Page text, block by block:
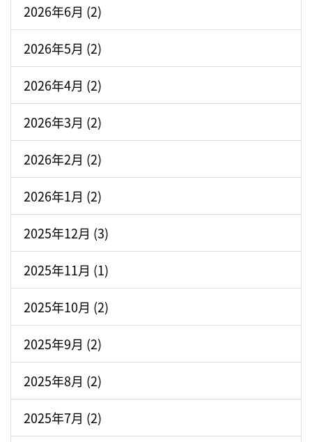
2026年6月 (2)
2026年5月 (2)
2026年4月 (2)
2026年3月 (2)
2026年2月 (2)
2026年1月 (2)
2025年12月 (3)
2025年11月 (1)
2025年10月 (2)
2025年9月 (2)
2025年8月 (2)
2025年7月 (2)